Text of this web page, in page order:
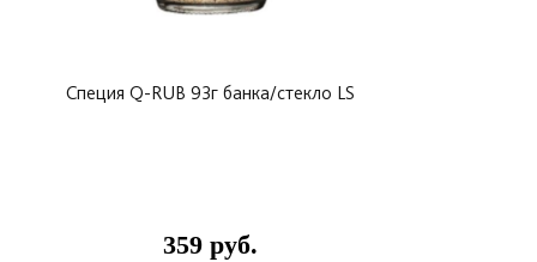
Специя Q-RUB 93г банка/стекло LS
359 руб.